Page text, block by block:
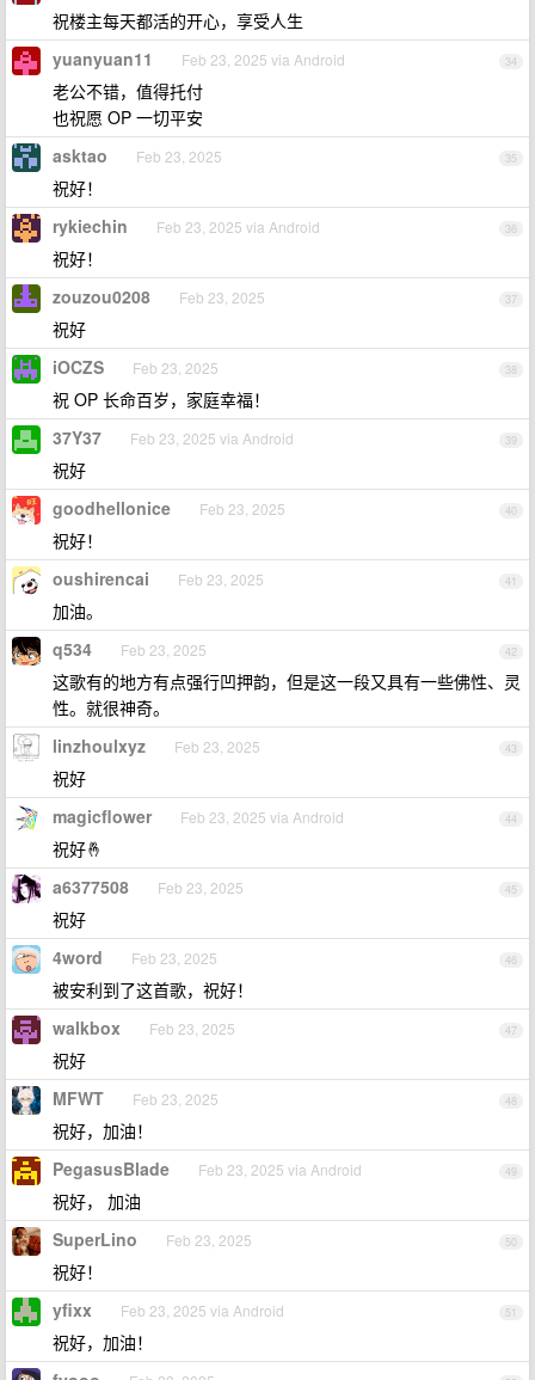
祝楼主每天都活的开心，享受人生
34
yuanyuan11 Feb 23, 2025 via Android
老公不错，值得托付
也祝愿 OP 一切平安
35
asktao Feb 23, 2025
祝好！
36
rykiechin Feb 23, 2025 via Android
祝好！
37
zouzou0208 Feb 23, 2025
祝好
38
iOCZS Feb 23, 2025
祝 OP 长命百岁，家庭幸福！
39
37Y37 Feb 23, 2025 via Android
祝好
40
goodhellonice Feb 23, 2025
祝好！
41
oushirencai Feb 23, 2025
加油。
42
q534 Feb 23, 2025
这歌有的地方有点强行凹押韵，但是这一段又具有一些佛性、灵
性。就很神奇。
43
linzhoulxyz Feb 23, 2025
祝好
44
magicflower Feb 23, 2025 via Android
祝好🤞
45
a6377508 Feb 23, 2025
祝好
46
4word Feb 23, 2025
被安利到了这首歌，祝好！
47
walkbox Feb 23, 2025
祝好
48
MFWT Feb 23, 2025
祝好，加油！
49
PegasusBlade Feb 23, 2025 via Android
祝好， 加油
50
SuperLino Feb 23, 2025
祝好！
51
yfixx Feb 23, 2025 via Android
祝好，加油！